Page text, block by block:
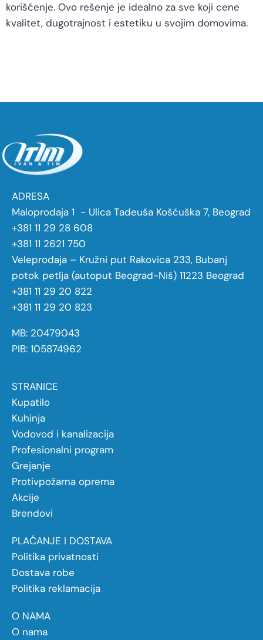
korišćenje. Ovo rešenje je idealno za sve koji cene
kvalitet, dugotrajnost i estetiku u svojim domovima.
ADRESA
Maloprodaja 1 - Ulica Tadeuša Košćuška 7, Beograd
+381 11 29 28 608
+381 11 2621 750
Veleprodaja – Kružni put Rakovica 233, Bubanj
potok petlja (autoput Beograd-Niš) 11223 Beograd
+381 11 29 20 822
+381 11 29 20 823
MB: 20479043
PIB: 105874962
STRANICE
Kupatilo
Kuhinja
Vodovod i kanalizacija
Profesionalni program
Grejanje
Protivpožarna oprema
Akcije
Brendovi
PLAĆANJE I DOSTAVA
Politika privatnosti
Dostava robe
Politika reklamacija
O NAMA
O nama